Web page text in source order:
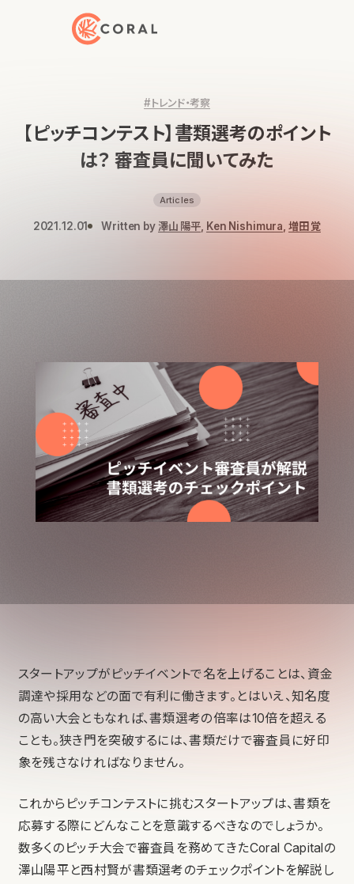
トップページへ戻る
#トレンド・考察
【ピッチコンテスト】書類選考のポイント
は？ 審査員に聞いてみた
Articles
2021.12.01 Written by澤山 陽平 Ken Nishimura 増田 覚
スタートアップがピッチイベントで名を上げることは、資金
調達や採用などの面で有利に働きます。とはいえ、知名度
の高い大会ともなれば、書類選考の倍率は10倍を超える
ことも。狭き門を突破するには、書類だけで審査員に好印
象を残さなければなりません。
これからピッチコンテストに挑むスタートアップは、書類を
応募する際にどんなことを意識するべきなのでしょうか。
数多くのピッチ大会で審査員を務めてきたCoral Capitalの
澤山陽平と西村賢が書類選考のチェックポイントを解説し